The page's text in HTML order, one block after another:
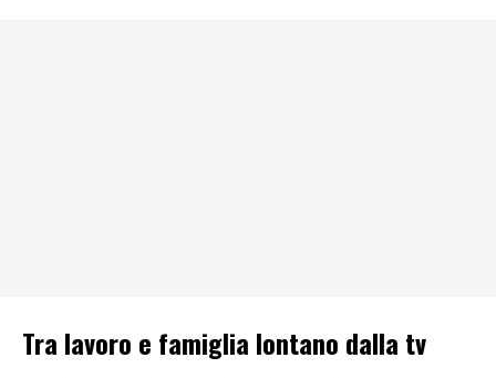
Tra lavoro e famiglia lontano dalla tv